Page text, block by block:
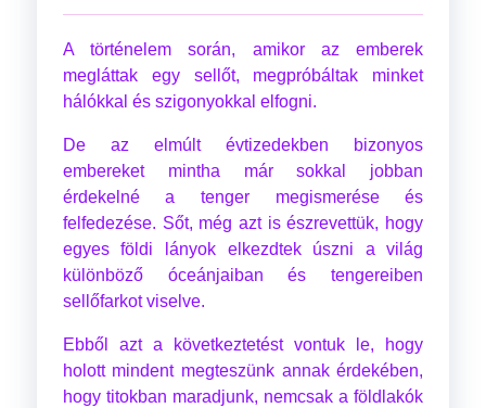
A történelem során, amikor az emberek
megláttak egy sellőt, megpróbáltak minket
hálókkal és szigonyokkal elfogni.
De az elmúlt évtizedekben bizonyos
embereket mintha már sokkal jobban
érdekelné a tenger megismerése és
felfedezése. Sőt, még azt is észrevettük, hogy
egyes földi lányok elkezdtek úszni a világ
különböző óceánjaiban és tengereiben
sellőfarkot viselve.
Ebből azt a következtetést vontuk le, hogy
holott mindent megteszünk annak érdekében,
hogy titokban maradjunk, nemcsak a földlakók